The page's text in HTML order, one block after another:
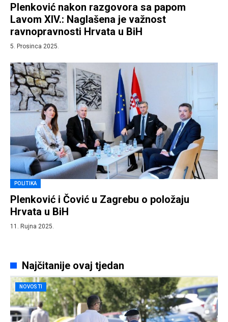
Plenković nakon razgovora sa papom
Lavom XIV.: Naglašena je važnost
ravnopravnosti Hrvata u BiH
5. Prosinca 2025.
POLITIKA
Plenković i Čović u Zagrebu o položaju
Hrvata u BiH
11. Rujna 2025.
Najčitanije ovaj tjedan
NOVOSTI